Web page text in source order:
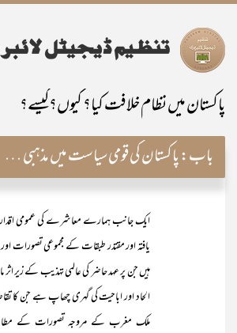
پاکستان میں نظام خلافت کیا؟ کیوں؟کیسے؟
باب:پاکستان کی قومی سیاست میں مذہبی جماعتوں کا کردار
ایک جانب ہمارے معاشرے کی عمومی اقدار
یافتہ اور مقتدر طبقات کے مجموعی تصورات
ہیں جن پر عہد حاضر کی عالمی تہذیب کے زیر اثر
الحاد اور اباحیت کی گہری چھاپ ہے جن کا
ملک مغرب کے مروجہ تصورات کے